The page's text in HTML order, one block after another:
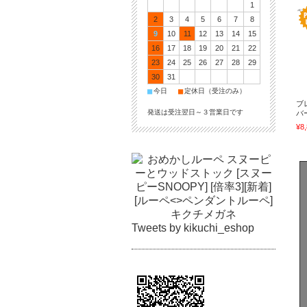
ブ
バ
1
2
3 4 5 6 7
8
9
10 11 12 13 14
15
16
17 18 19 20 21
22
23
24 25 26 27 28
29
30
31
■今日 ■定休日（受注のみ）
発送は受注翌日～３営業日です
Tweets by kikuchi_eshop